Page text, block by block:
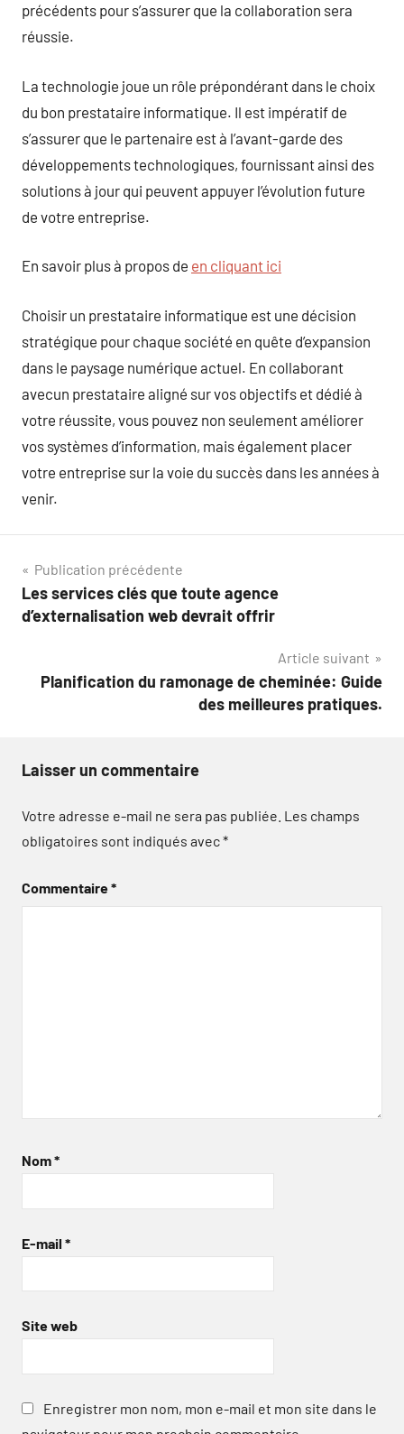
précédents pour s’assurer que la collaboration sera
réussie.
La technologie joue un rôle prépondérant dans le choix
du bon prestataire informatique. Il est impératif de
s’assurer que le partenaire est à l’avant-garde des
développements technologiques, fournissant ainsi des
solutions à jour qui peuvent appuyer l’évolution future
de votre entreprise.
En savoir plus à propos de en cliquant ici
Choisir un prestataire informatique est une décision
stratégique pour chaque société en quête d’expansion
dans le paysage numérique actuel. En collaborant
avecun prestataire aligné sur vos objectifs et dédié à
votre réussite, vous pouvez non seulement améliorer
vos systèmes d’information, mais également placer
votre entreprise sur la voie du succès dans les années à
venir.
Navigation
de
Publication précédente
Les services clés que toute agence
d’externalisation web devrait offrir
Article suivant
Planification du ramonage de cheminée: Guide
des meilleures pratiques.
Laisser un commentaire
Votre adresse e-mail ne sera pas publiée. Les champs
obligatoires sont indiqués avec*
Commentaire*
Nom*
E-mail *
Site web
Enregistrer mon nom, mon e-mail et mon site dans le